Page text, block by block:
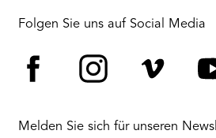
Folgen Sie uns auf Social Media
Melden Sie sich für unseren